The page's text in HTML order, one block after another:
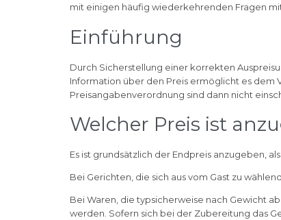
mit einigen häufig wiederkehrenden Fragen
Einführung
Durch Sicherstellung einer korrekten
Information über den Preis ermöglicht es dem
Preisangabenverordnung sind dann nicht
Welcher Preis ist
Es ist grundsätzlich der Endpreis anzugeben,
Bei Gerichten, die sich aus vom Gast zu
Bei Waren, die typsicherweise nach Gewicht
werden. Sofern sich bei der Zubereitung das